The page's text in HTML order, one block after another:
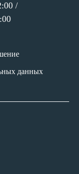
/
данных